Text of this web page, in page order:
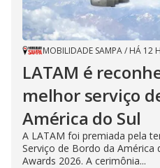
MOBILIDADE SAMPA/ HÁ 12
LATAM é
melhor serviço
América do Sul
A LATAM foi premiada pela
Serviço de Bordo da América
Awards 2026. A cerimônia...